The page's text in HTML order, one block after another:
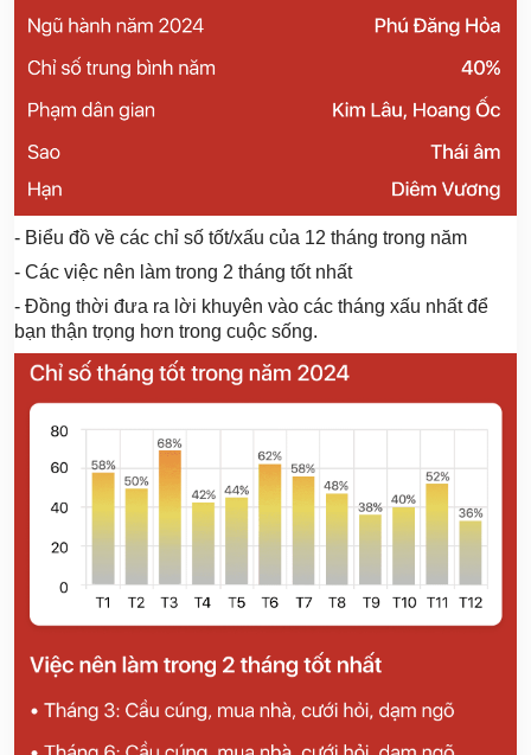
- Biểu đồ về các chỉ số tốt/xấu của 12 tháng trong năm
- Các việc nên làm trong 2 tháng tốt nhất
- Đồng thời đưa ra lời khuyên vào các tháng xấu nhất để
bạn thận trọng hơn trong cuộc sống.